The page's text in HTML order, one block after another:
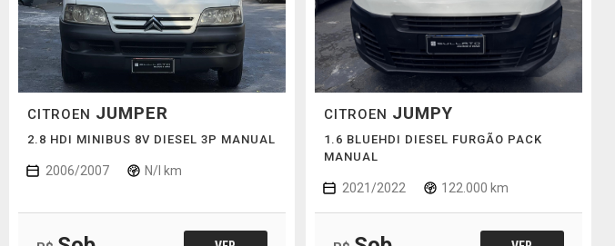
CITROEN JUMPER
2.8 HDI MINIBUS 8V DIESEL 3P MANUAL
2006/2007 N/I km
CITROEN JUMPY
1.6 BLUEHDI DIESEL FURGÃO PACK
MANUAL
2021/2022 122.000 km